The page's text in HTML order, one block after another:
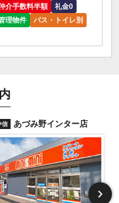
介手数料半額
礼金0
理物件
バス・トイレ別
信 あづみ野インター店